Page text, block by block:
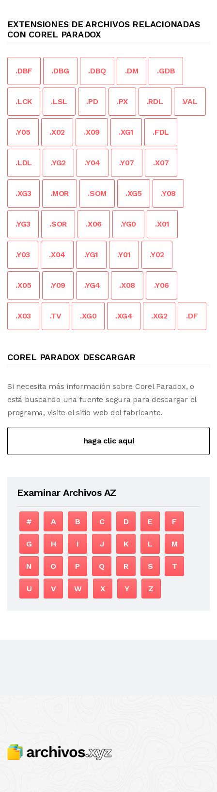
EXTENSIONES DE ARCHIVOS RELACIONADAS
CON COREL PARADOX
.DBF .DBG .DBQ .DM .GDB
.LCK .LSL .PD .PX .RDL .VAL
.Y05 .X02 .X09 .XG1 .FDL
.LDL .YG2 .Y04 .Y07 .X07
.XG3 .MOR .SOM .XG5 .Y08
.YG3 .SOR .X06 .YG0 .X01
.Y03 .X04 .YG1 .Y01 .Y02
.X05 .Y09 .YG4 .X08 .Y06
.X03 .TV .XG0 .XG4 .XG2 .DF
COREL PARADOX DESCARGAR
Si necesita más información sobre Corel Paradox, o
está buscando una fuente segura para descargar el
programa, visite el sitio web del fabricante.
haga clic aquí
Examinar Archivos AZ
# A B C D E F
G H I J K L M
N O P Q R S T
U V W X Y Z